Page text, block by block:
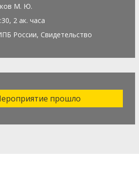
М. Ю.
2 ак. часа
России, Свидетельство
прошло